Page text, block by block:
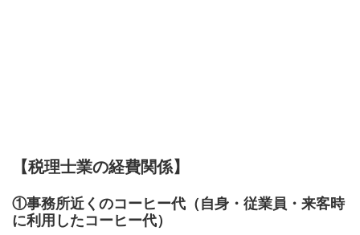
【税理士業の経費関係】
①事務所近くのコーヒー代（自身・従業員・来客時
に利用したコーヒー代）